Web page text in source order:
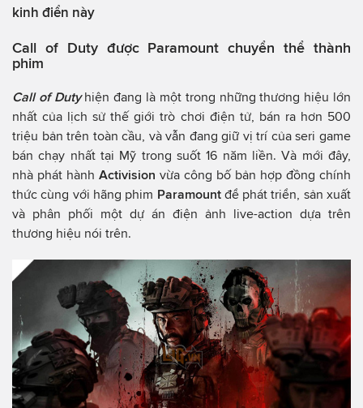
kinh điển này
Call of Duty được Paramount chuyển thể thành
phim
Call of Dutyhiện đang là một trong những thương hiệu lớn
nhất của lịch sử thế giới trò chơi điện tử, bán ra hơn 500
triệu bản trên toàn cầu, và vẫn đang giữ vị trí của seri game
bán chạy nhất tại Mỹ trong suốt 16 năm liền. Và mới đây,
nhà phát hành Activision vừa công bố bản hợp đồng chính
thức cùng với hãng phim Paramount để phát triển, sản xuất
và phân phối một dự án điện ảnh live-action dựa trên
thương hiệu nói trên.